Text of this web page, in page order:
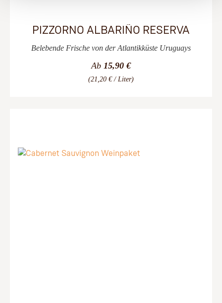
PIZZORNO ALBARIÑO RESERVA
Belebende Frische von der Atlantikküste Uruguays
Ab 15,90 €
(21,20 € / Liter)